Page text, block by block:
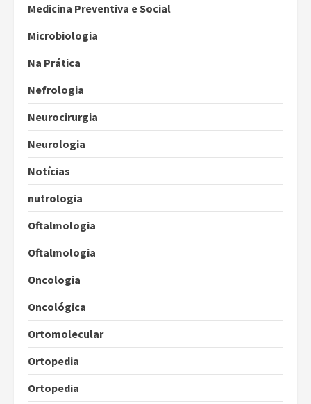
Medicina Preventiva e Social
Microbiologia
Na Prática
Nefrologia
Neurocirurgia
Neurologia
Notícias
nutrologia
Oftalmologia
Oftalmologia
Oncologia
Oncológica
Ortomolecular
Ortopedia
Ortopedia